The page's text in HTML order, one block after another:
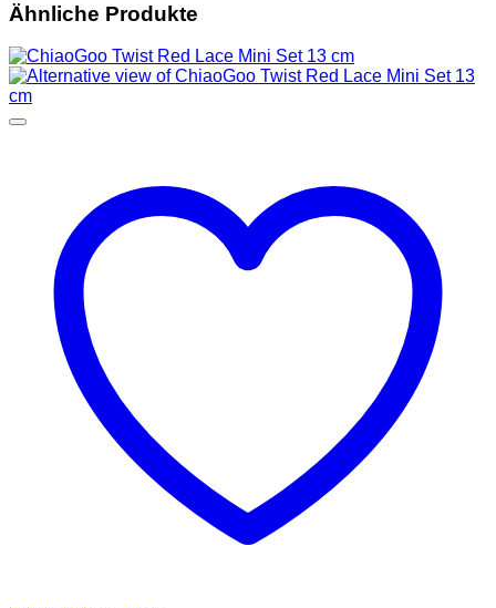
Ähnliche Produkte